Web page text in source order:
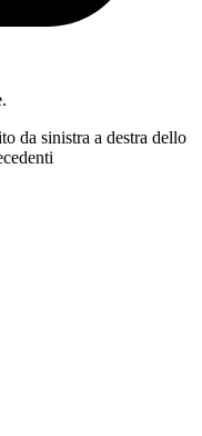
da sinistra a destra dello